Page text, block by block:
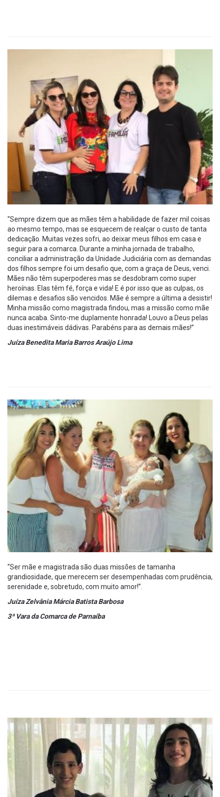
“Sempre dizem que as mães têm a habilidade de fazer mil coisas
ao mesmo tempo, mas se esquecem de realçar o custo de tanta
dedicação. Muitas vezes sofri, ao deixar meus filhos em casa e
seguir para a comarca. Durante a minha jornada de trabalho,
conciliar a administração da Unidade Judiciária com as demandas
dos filhos sempre foi um desafio que, com a graça de Deus, venci.
Mães não têm superpoderes mas se desdobram como super
heroínas. Elas têm fé, força e vida! E é por isso que as culpas, os
dilemas e desafios são vencidos. Mãe é sempre a última a desistir!
Minha missão como magistrada findou, mas a missão como mãe
nunca acaba. Sinto-me duplamente honrada! Louvo a Deus pelas
duas inestimáveis dádivas. Parabéns para as demais mães!”
Juíza Benedita Maria Barros Araújo Lima
“Ser mãe e magistrada são duas missões de tamanha
grandiosidade, que merecem ser desempenhadas com prudência,
serenidade e, sobretudo, com muito amor!”.
Juíza Zelvânia Márcia Batista Barbosa
3ª Vara da Comarca de Parnaíba